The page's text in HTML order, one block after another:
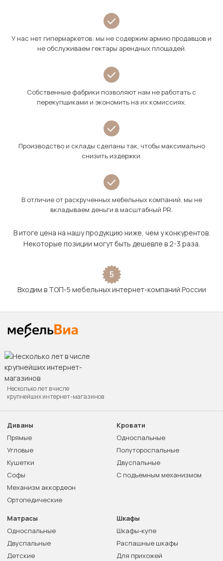
У нас нет гипермаркетов: мы не содержим армию продавцов и
не обслуживаем гектары арендных площадей.
Собственные фабрики позволяют нам не работать с
перекупщиками и экономить на их комиссиях.
Производство и склады сделаны так, чтобы максимально
снизить издержки.
В отличие от раскрученных мебельных компаний, мы не
вкладываем деньги в масштабный PR.
В итоге цена на нашу продукцию ниже, чем у конкурентов.
Некоторые позиции могут быть дешевле в 2-3 раза.
5
Входим в ТОП-5 мебельных интернет-компаний России
Несколько лет в числе
крупнейших интернет-магазинов
Диваны
Прямые
Угловые
Кушетки
Софы
Механизм аккордеон
Ортопедические
Кровати
Односпальные
Полутороспальные
Двуспальные
С подъемным механизмом
Матрасы
Односпальные
Двуспальные
Детские
Шкафы
Шкафы-купе
Распашные шкафы
Для прихожей